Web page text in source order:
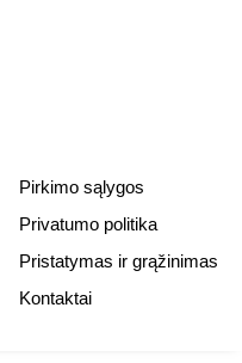
Pirkimo sąlygos
Privatumo politika
Pristatymas ir grąžinimas
Kontaktai